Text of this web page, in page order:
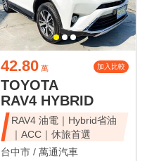
42.80 萬 加入比較
TOYOTA
RAV4 HYBRID
RAV4 油電｜Hybrid省油
｜ACC｜休旅首選
台中市 / 萬通汽車